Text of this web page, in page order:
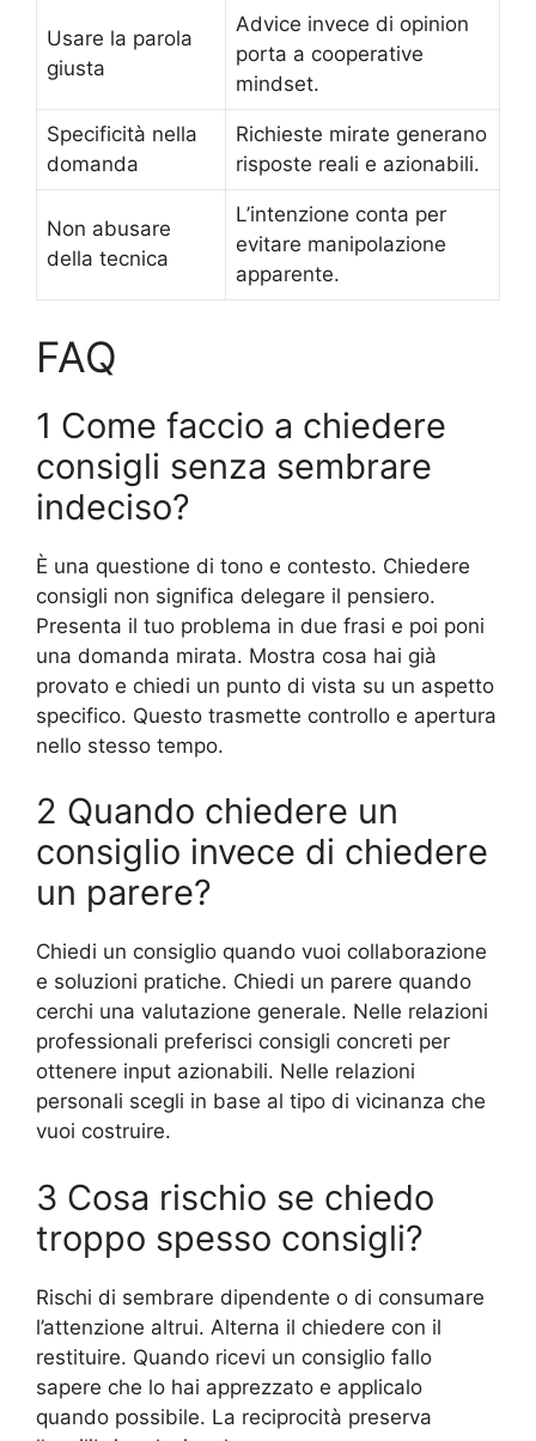
Usare la parola
giusta
Advice invece di opinion
porta a cooperative
mindset.
Specificità nella
domanda
Richieste mirate generano
risposte reali e azionabili.
Non abusare
della tecnica
L’intenzione conta per
evitare manipolazione
apparente.
FAQ
1 Come faccio a chiedere
consigli senza sembrare
indeciso?
È una questione di tono e contesto. Chiedere
consigli non significa delegare il pensiero.
Presenta il tuo problema in due frasi e poi poni
una domanda mirata. Mostra cosa hai già
provato e chiedi un punto di vista su un aspetto
specifico. Questo trasmette controllo e apertura
nello stesso tempo.
2 Quando chiedere un
consiglio invece di chiedere
un parere?
Chiedi un consiglio quando vuoi collaborazione
e soluzioni pratiche. Chiedi un parere quando
cerchi una valutazione generale. Nelle relazioni
professionali preferisci consigli concreti per
ottenere input azionabili. Nelle relazioni
personali scegli in base al tipo di vicinanza che
vuoi costruire.
3 Cosa rischio se chiedo
troppo spesso consigli?
Rischi di sembrare dipendente o di consumare
l’attenzione altrui. Alterna il chiedere con il
restituire. Quando ricevi un consiglio fallo
sapere che lo hai apprezzato e applicalo
quando possibile. La reciprocità preserva